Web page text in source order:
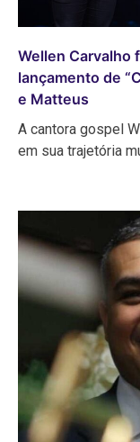
Wellen Carvalho
lançamento de
e Matteus
A cantora gospel
em sua trajetória